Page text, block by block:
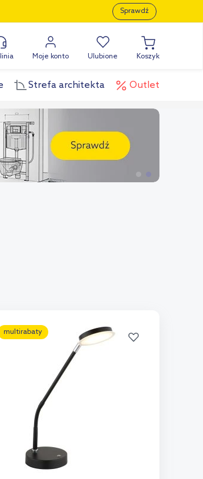
Sprawdź
Moje konto Ulubione Koszyk
Strefa architekta Outlet
multirabaty